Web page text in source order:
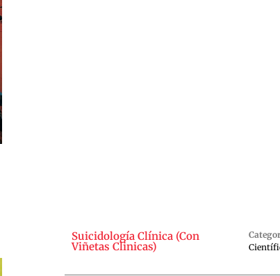
Suicidología Clínica (Con
Viñetas Clinicas)